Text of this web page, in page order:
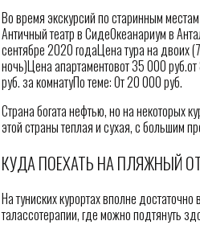
Во время экскурсий по старинным
Античный театр в СидеОкеанариум в
сентябре 2020 годаЦена тура на двоих
ночь)Цена апартаментовот 35 000
руб. за комнатуПо теме: От 20 000 руб.
Страна богата нефтью, но на некоторых
этой страны теплая и сухая, с большим
КУДА ПОЕХАТЬ НА ПЛЯЖНЫЙ
На туниских курортах вполне
талассотерапии, где можно подтянуть